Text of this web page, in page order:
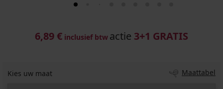
6,89 € inclusief btw actie 3+1 GRATIS
Kies uw maat Maattabel